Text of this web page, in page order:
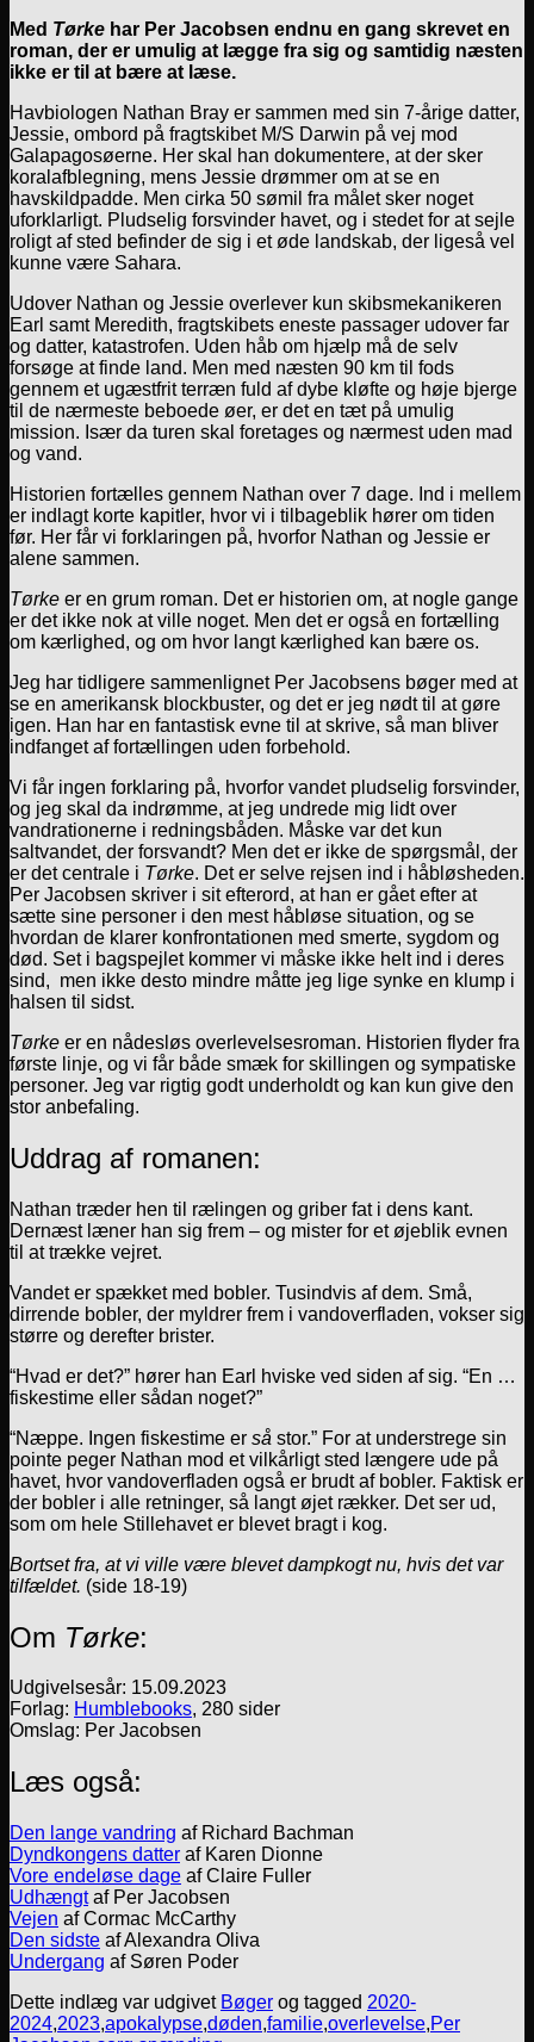
Med Tørke har Per Jacobsen endnu en gang skrevet en
roman, der er umulig at lægge fra sig og samtidig næsten
ikke er til at bære at læse.
Havbiologen Nathan Bray er sammen med sin 7-årige datter,
Jessie, ombord på fragtskibet M/S Darwin på vej mod
Galapagosøerne. Her skal han dokumentere, at der sker
koralafblegning, mens Jessie drømmer om at se en
havskildpadde. Men cirka 50 sømil fra målet sker noget
uforklarligt. Pludselig forsvinder havet, og i stedet for at sejle
roligt af sted befinder de sig i et øde landskab, der ligeså vel
kunne være Sahara.
Udover Nathan og Jessie overlever kun skibsmekanikeren
Earl samt Meredith, fragtskibets eneste passager udover far
og datter, katastrofen. Uden håb om hjælp må de selv
forsøge at finde land. Men med næsten 90 km til fods
gennem et ugæstfrit terræn fuld af dybe kløfte og høje bjerge
til de nærmeste beboede øer, er det en tæt på umulig
mission. Især da turen skal foretages og nærmest uden mad
og vand.
Historien fortælles gennem Nathan over 7 dage. Ind i mellem
er indlagt korte kapitler, hvor vi i tilbageblik hører om tiden
før. Her får vi forklaringen på, hvorfor Nathan og Jessie er
alene sammen.
Tørke er en grum roman. Det er historien om, at nogle gange
er det ikke nok at ville noget. Men det er også en fortælling
om kærlighed, og om hvor langt kærlighed kan bære os.
Jeg har tidligere sammenlignet Per Jacobsens bøger med at
se en amerikansk blockbuster, og det er jeg nødt til at gøre
igen. Han har en fantastisk evne til at skrive, så man bliver
indfanget af fortællingen uden forbehold.
Vi får ingen forklaring på, hvorfor vandet pludselig forsvinder,
og jeg skal da indrømme, at jeg undrede mig lidt over
vandrationerne i redningsbåden. Måske var det kun
saltvandet, der forsvandt? Men det er ikke de spørgsmål, der
er det centrale i Tørke. Det er selve rejsen ind i håbløsheden.
Per Jacobsen skriver i sit efterord, at han er gået efter at
sætte sine personer i den mest håbløse situation, og se
hvordan de klarer konfrontationen med smerte, sygdom og
død. Set i bagspejlet kommer vi måske ikke helt ind i deres
sind, men ikke desto mindre måtte jeg lige synke en klump i
halsen til sidst.
Tørke er en nådesløs overlevelsesroman. Historien flyder fra
første linje, og vi får både smæk for skillingen og sympatiske
personer. Jeg var rigtig godt underholdt og kan kun give den
stor anbefaling.
Uddrag af romanen:
Nathan træder hen til rælingen og griber fat i dens kant.
Dernæst læner han sig frem – og mister for et øjeblik evnen
til at trække vejret.
Vandet er spækket med bobler. Tusindvis af dem. Små,
dirrende bobler, der myldrer frem i vandoverfladen, vokser sig
større og derefter brister.
“Hvad er det?” hører han Earl hviske ved siden af sig. “En …
fiskestime eller sådan noget?”
“Næppe. Ingen fiskestime er så stor.” For at understrege sin
pointe peger Nathan mod et vilkårligt sted længere ude på
havet, hvor vandoverfladen også er brudt af bobler. Faktisk er
der bobler i alle retninger, så langt øjet rækker. Det ser ud,
som om hele Stillehavet er blevet bragt i kog.
Bortset fra, at vi ville være blevet dampkogt nu, hvis det var
tilfældet. (side 18-19)
Om Tørke:
Udgivelsesår: 15.09.2023
Forlag: Humblebooks, 280 sider
Omslag: Per Jacobsen
Læs også:
Den lange vandring af Richard Bachman
Dyndkongens datter af Karen Dionne
Vore endeløse dage af Claire Fuller
Udhængtaf Per Jacobsen
Vejen af Cormac McCarthy
Den sidste af Alexandra Oliva
Undergang af Søren Poder
Dette indlæg var udgivet Bøger og tagged 2020-
2024,2023,apokalypse,døden,familie,overlevelse,Per